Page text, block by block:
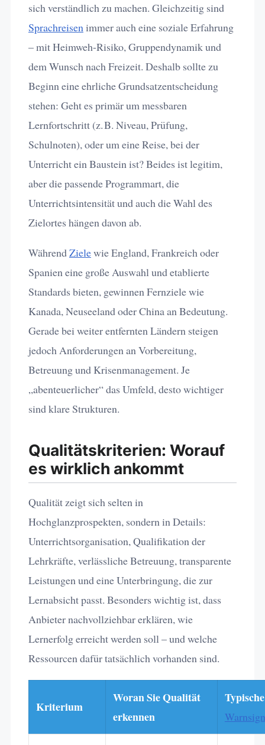
sich verständlich zu machen. Gleichzeitig sind
Sprachreisenimmer auch eine soziale Erfahrung
– mit Heimweh-Risiko, Gruppendynamik und
dem Wunsch nach Freizeit. Deshalb sollte zu
Beginn eine ehrliche Grundsatzentscheidung
stehen: Geht es primär um messbaren
Lernfortschritt (z. B. Niveau, Prüfung,
Schulnoten), oder um eine Reise, bei der
Unterricht ein Baustein ist? Beides ist legitim,
aber die passende Programmart, die
Unterrichtsintensität und auch die Wahl des
Zielortes hängen davon ab.
WährendZielewie England, Frankreich oder
Spanien eine große Auswahl und etablierte
Standards bieten, gewinnen Fernziele wie
Kanada, Neuseeland oder China an Bedeutung.
Gerade bei weiter entfernten Ländern steigen
jedoch Anforderungen an Vorbereitung,
Betreuung und Krisenmanagement. Je
„abenteuerlicher“ das Umfeld, desto wichtiger
sind klare Strukturen.
Qualitätskriterien: Worauf
es wirklich ankommt
Qualität zeigt sich selten in
Hochglanzprospekten, sondern in Details:
Unterrichtsorganisation, Qualifikation der
Lehrkräfte, verlässliche Betreuung, transparente
Leistungen und eine Unterbringung, die zur
Lernabsicht passt. Besonders wichtig ist, dass
Anbieter nachvollziehbar erklären, wie
Lernerfolg erreicht werden soll – und welche
Ressourcen dafür tatsächlich vorhanden sind.
Kriterium
Woran Sie Qualität
erkennen
Typische